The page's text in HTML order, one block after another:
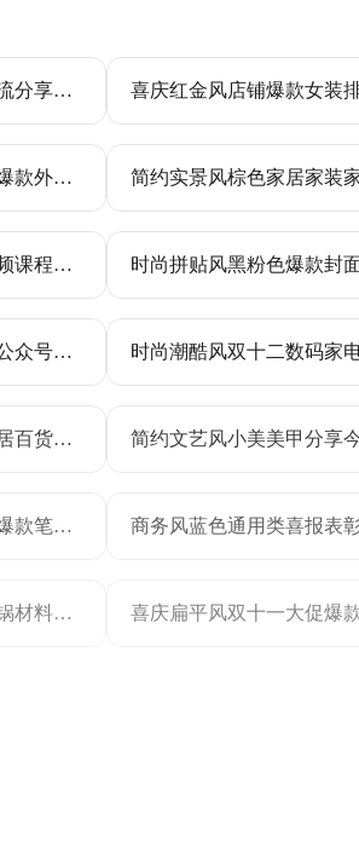
简约时尚风黄色通用类交流分享小红书爆款封面教程竖版视频封面
时尚实景风秋冬女装棕色爆款外套带货图文
简约商务风自媒体爆款视频课程培训海报
卡通风商品爆款热卖微信公众号文章标题
实景风橙色生活百货类家居百货营销带货电商竖版海报
简约时尚风黄色交流分享爆款笔记小红书封面
实景简约电商风生鲜店火锅材料销售爆款排行榜海报